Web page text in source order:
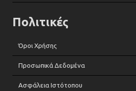
Πολιτικές
Όροι Χρήσης
Προσωπικά Δεδομένα
Ασφάλεια Ιστότοπου